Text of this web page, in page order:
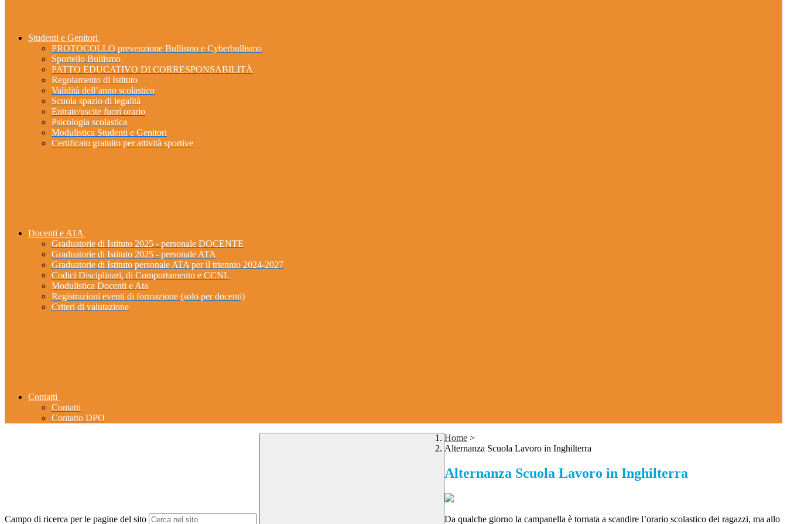
Studenti e Genitori
PROTOCOLLO prevenzione Bullismo e Cyberbullismo
Sportello Bullismo
PATTO EDUCATIVO DI CORRESPONSABILITÀ
Regolamento di Istituto
Validità dell’anno scolastico
Scuola spazio di legalità
Entrate/uscite fuori orario
Psicologia scolastica
Modulistica Studenti e Genitori
Certificato gratuito per attività sportive
Docenti e ATA
Graduatorie di Istituto 2025 - personale DOCENTE
Graduatorie di Istituto 2025 - personale ATA
Graduatorie di Istituto personale ATA per il triennio 2024-2027
Codici Disciplinari, di Comportamento e CCNL
Modulistica Docenti e Ata
Registrazioni eventi di formazione (solo per docenti)
Criteri di valutazione
Contatti
Contatti
Contatto DPO
Campo di ricerca per le pagine del sito
Home >
Alternanza Scuola Lavoro in Inghilterra
Alternanza Scuola Lavoro in Inghilterra
Da qualche giorno la campanella è tornata a scandire l’orario scolastico dei ragazzi, ma allo